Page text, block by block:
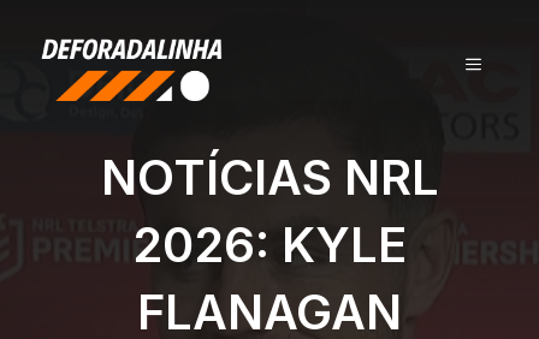
conteúdo
MENU
NOTÍCIAS NRL
2026: KYLE
FLANAGAN